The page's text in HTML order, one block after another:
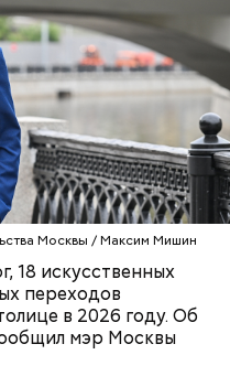
Москвы / Максим Мишин
18 искусственных
переходов
в 2026 году. Об
мэр Москвы
финальный
диаметра (МСД)
Кантемировской улицы
МЖД. Помимо этого,
Солнцево
от улицы Поляны
проходит
и Крутицкой
в работе дорога-
Королева,
пути МЦД-3.